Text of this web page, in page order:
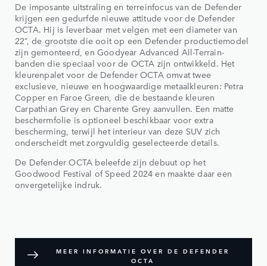
De imposante uitstraling en terreinfocus van de Defender
krijgen een gedurfde nieuwe attitude voor de Defender
OCTA. Hij is leverbaar met velgen met een diameter van
22”, de grootste die ooit op een Defender productiemodel
zijn gemonteerd, en Goodyear Advanced All-Terrain-
banden die speciaal voor de OCTA zijn ontwikkeld. Het
kleurenpalet voor de Defender OCTA omvat twee
exclusieve, nieuwe en hoogwaardige metaalkleuren: Petra
Copper en Faroe Green, die de bestaande kleuren
Carpathian Grey en Charente Grey aanvullen. Een matte
beschermfolie is optioneel beschikbaar voor extra
bescherming, terwijl het interieur van deze SUV zich
onderscheidt met zorgvuldig geselecteerde details.
De Defender OCTA beleefde zijn debuut op het
Goodwood Festival of Speed 2024 en maakte daar een
onvergetelijke indruk.
MEER INFORMATIE OVER DE DEFENDER
OCTA